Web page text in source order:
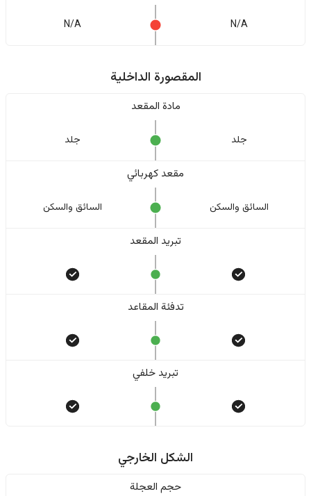
N/A
N/A
المقصورة الداخلية
مادة المقعد
جلد جلد
مقعد كهربائي
السائق والسکن السائق والسکن
تبريد المقعد
تدفئة المقاعد
تبريد خلفي
الشكل الخارجي
حجم العجلة